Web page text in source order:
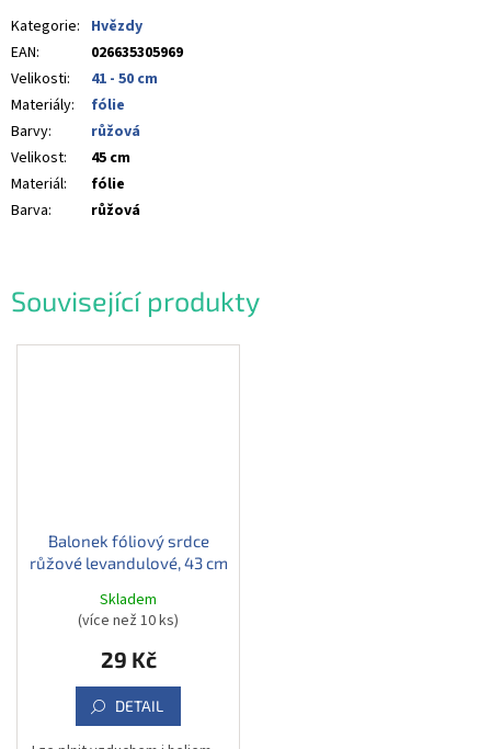
Související produkty
Balonek fóliový srdce
růžové levandulové, 43 cm
Skladem
(více než 10 ks)
29 Kč
DETAIL
Kategorie: Hvězdy
EAN:
026635305969
Velikosti:
41 - 50 cm
Materiály:
fólie
Barvy:
růžová
Velikost:
45 cm
Materiál:
fólie
Barva: růžová